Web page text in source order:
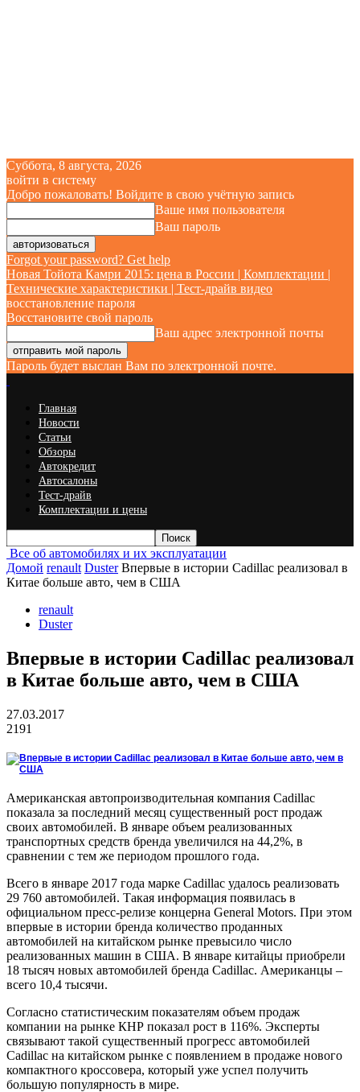
Суббота, 8 августа, 2026
войти в систему
Добро пожаловать! Войдите в свою учётную запись
Ваше имя пользователя
Ваш пароль
Forgot your password? Get help
Новая Тойота Камри 2015: цена в России | Комплектации |
Технические характеристики | Тест-драйв видео
восстановление пароля
Восстановите свой пароль
Ваш адрес электронной почты
Пароль будет выслан Вам по электронной почте.
Главная
Новости
Статьи
Обзоры
Автокредит
Автосалоны
Тест-драйв
Комплектации и цены
Все об автомобилях и их эксплуатации
Домой renault Duster Впервые в истории Cadillac реализовал в
Китае больше авто, чем в США
renault
Duster
Впервые в истории Cadillac реализовал
в Китае больше авто, чем в США
27.03.2017
2191
Американская автопроизводительная компания Cadillac
показала за последний месяц существенный рост продаж
своих автомобилей. В январе объем реализованных
транспортных средств бренда увеличился на 44,2%, в
сравнении с тем же периодом прошлого года.
Всего в январе 2017 года марке Cadillac удалось реализовать
29 760 автомобилей. Такая информация появилась в
официальном пресс-релизе концерна General Motors. При этом
впервые в истории бренда количество проданных
автомобилей на китайском рынке превысило число
реализованных машин в США. В январе китайцы приобрели
18 тысяч новых автомобилей бренда Cadillac. Американцы –
всего 10,4 тысячи.
Согласно статистическим показателям объем продаж
компании на рынке КНР показал рост в 116%. Эксперты
связывают такой существенный прогресс автомобилей
Cadillac на китайском рынке с появлением в продаже нового
компактного кроссовера, который уже успел получить
большую популярность в мире.